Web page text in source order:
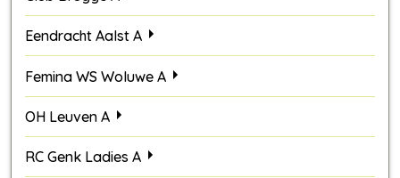
Eendracht Aalst A
Femina WS Woluwe A
OH Leuven A
RC Genk Ladies A